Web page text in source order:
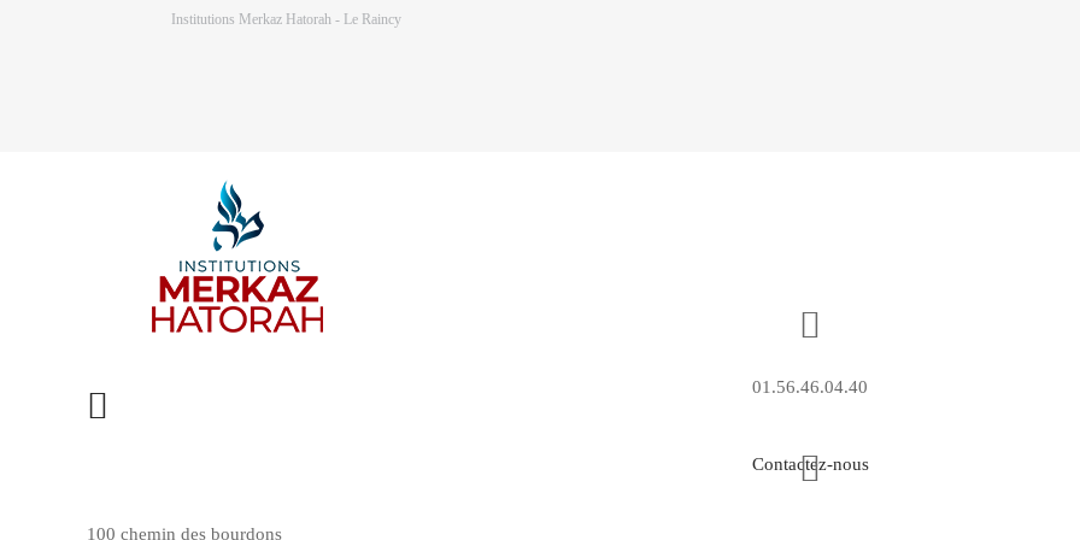
Institutions Merkaz Hatorah - Le Raincy
01.56.46.04.40
Contactez-nous
100 chemin des bourdons